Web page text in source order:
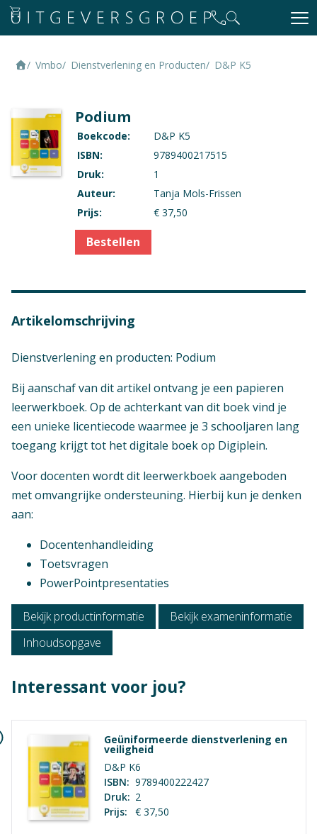
Niveau
Vmbo Basis, Vmbo Kader
Vmbo Dienstverlening en Producten D&P K5
Podium
Boekcode:
D&P K5
ISBN:
9789400217515
Druk:
1
Auteur:
Tanja Mols-Frissen
Prijs:
€ 37,50
Bestellen
Artikelomschrijving
Dienstverlening en producten: Podium
Bij aanschaf van dit artikel ontvang je een papieren
leerwerkboek. Op de achterkant van dit boek vind je
een unieke licentiecode waarmee je 3 schooljaren lang
toegang krijgt tot het digitale boek op Digiplein.
Voor docenten wordt dit leerwerkboek aangeboden
met omvangrijke ondersteuning. Hierbij kun je denken
aan:
Docentenhandleiding
Toetsvragen
PowerPointpresentaties
Bekijk productinformatie
Bekijk exameninformatie
Inhoudsopgave
Interessant voor jou?
Geüniformeerde dienstverlening en
veiligheid
D&P K6
ISBN: 9789400222427
Druk: 2
Prijs:
€ 37,50